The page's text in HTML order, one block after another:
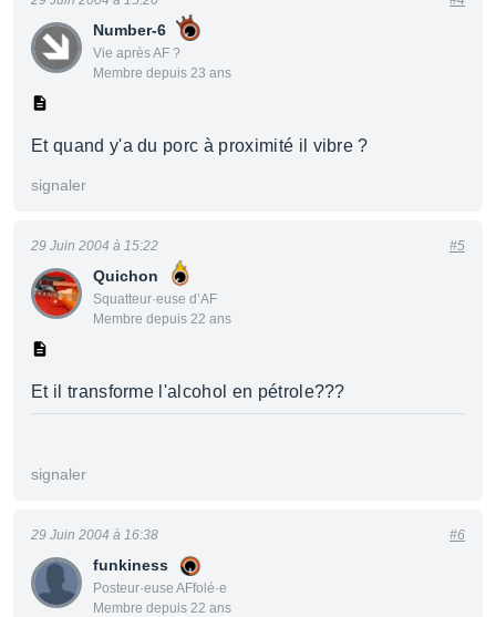
Number-6
Vie après AF ?
Membre depuis 23 ans
Et quand y'a du porc à proximité il vibre ?
signaler
Quichon
Squatteur·euse d’AF
Membre depuis 22 ans
29 Juin 2004 à 15:22 #5
Et il transforme l'alcohol en pétrole???
signaler
funkiness
Posteur·euse AFfolé·e
Membre depuis 22 ans
29 Juin 2004 à 16:38 #6